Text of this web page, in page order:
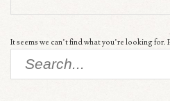
It seems we can’t find what you’re looking for.